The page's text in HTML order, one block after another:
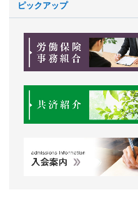
ピックアップ